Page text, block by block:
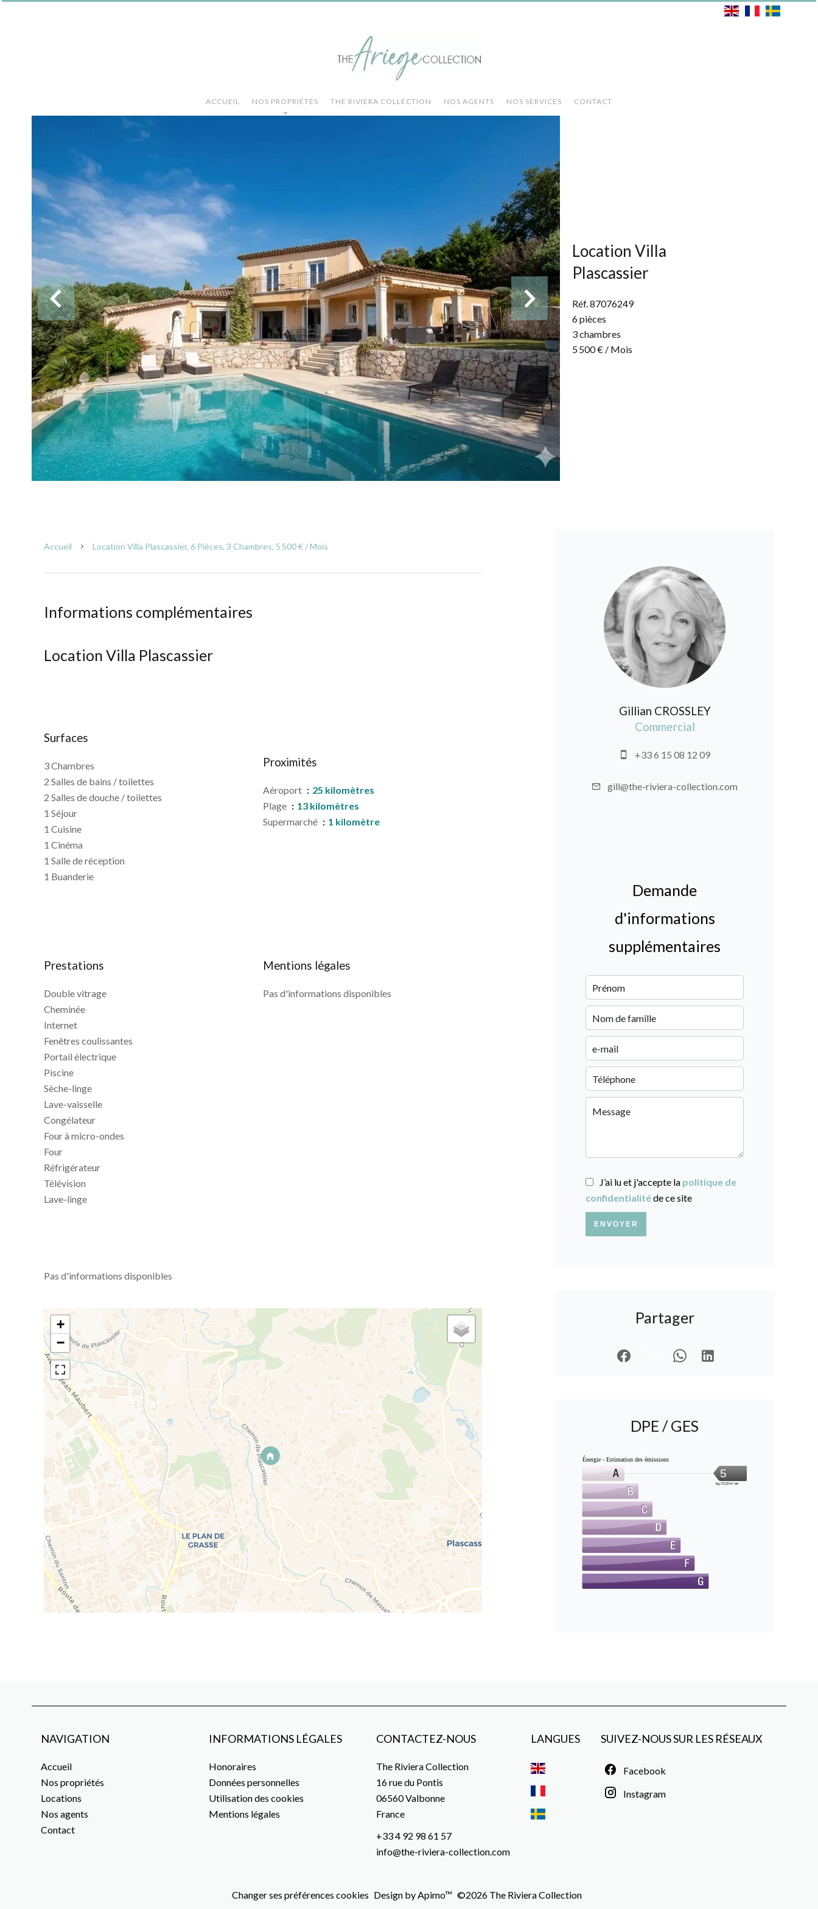
ACCUEIL NOS PROPRIÉTÉS THE RIVIERA COLLECTION NOS AGENTS NOS SERVICES CONTACT
Location Villa
Plascassier
Réf. 87076249
6 pièces
3 chambres
5 500 € / Mois
Accueil Location Villa Plascassier, 6 Pièces, 3 Chambres, 5 500 € / Mois
Informations complémentaires
Location Villa Plascassier
Surfaces
3 Chambres
2 Salles de bains / toilettes
2 Salles de douche / toilettes
1 Séjour
1 Cuisine
1 Cinéma
1 Salle de réception
1 Buanderie
Proximités
Aéroport
25 kilomètres
Plage
13 kilomètres
Supermarché
1 kilomètre
Prestations
Double vitrage
Cheminée
Internet
Fenêtres coulissantes
Portail électrique
Piscine
Sèche-linge
Lave-vaisselle
Congélateur
Four à micro-ondes
Four
Réfrigérateur
Télévision
Lave-linge
Mentions légales
Pas d'informations disponibles
Pas d'informations disponibles
+
−
Gillian CROSSLEY
Commercial
+33 6 15 08 12 09
gill@the-riviera-collection.com
Demande
d'informations
supplémentaires
J’ai lu et j'accepte la politique de
confidentialitéde ce site
ENVOYER
Partager
DPE / GES
Énergie - Estimation des émissions
5
kg CO2/m².an
NAVIGATION
Accueil
Nos propriétés
Locations
Nos agents
Contact
INFORMATIONS LÉGALES
Honoraires
Données personnelles
Utilisation des cookies
Mentions légales
CONTACTEZ-NOUS
The Riviera Collection
16 rue du Pontis
06560Valbonne
France
+33 4 92 98 61 57
info@the-riviera-collection.com
LANGUES SUIVEZ-NOUS SUR LES RÉSEAUX
Facebook
Instagram
Changer ses préférences cookies Design byApimo™ ©2026 The Riviera Collection